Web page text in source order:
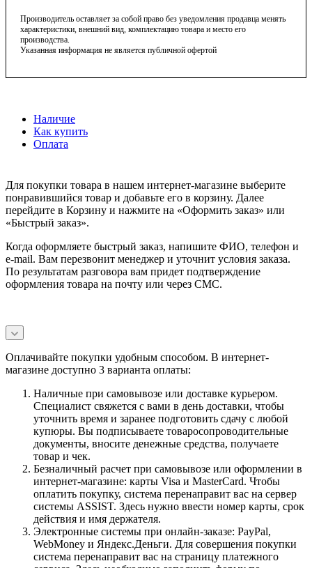
Производитель оставляет за собой право без уведомления продавца менять
характеристики, внешний вид, комплектацию товара и место его
производства.
Указанная информация не является публичной офертой
Наличие
Как купить
Оплата
Для покупки товара в нашем интернет-магазине выберите
понравившийся товар и добавьте его в корзину. Далее
перейдите в Корзину и нажмите на «Оформить заказ» или
«Быстрый заказ».
Когда оформляете быстрый заказ, напишите ФИО, телефон и
e-mail. Вам перезвонит менеджер и уточнит условия заказа.
По результатам разговора вам придет подтверждение
оформления товара на почту или через СМС.
Оплачивайте покупки удобным способом. В интернет-
магазине доступно 3 варианта оплаты:
Наличные при самовывозе или доставке курьером.
Специалист свяжется с вами в день доставки, чтобы
уточнить время и заранее подготовить сдачу с любой
купюры. Вы подписываете товаросопроводительные
документы, вносите денежные средства, получаете
товар и чек.
Безналичный расчет при самовывозе или оформлении в
интернет-магазине: карты Visa и MasterCard. Чтобы
оплатить покупку, система перенаправит вас на сервер
системы ASSIST. Здесь нужно ввести номер карты, срок
действия и имя держателя.
Электронные системы при онлайн-заказе: PayPal,
WebMoney и Яндекс.Деньги. Для совершения покупки
система перенаправит вас на страницу платежного